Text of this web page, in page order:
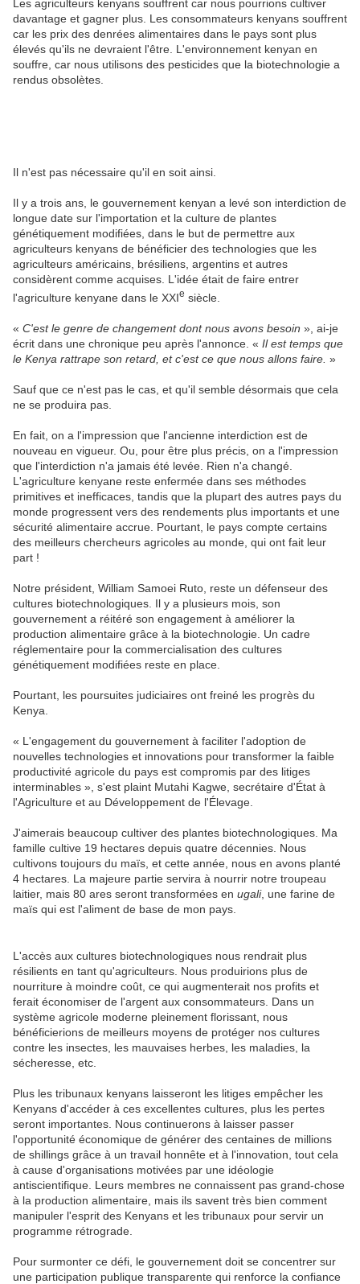
Les agriculteurs kenyans souffrent car nous pourrions cultiver
davantage et gagner plus. Les consommateurs kenyans souffrent
car les prix des denrées alimentaires dans le pays sont plus
élevés qu'ils ne devraient l'être. L'environnement kenyan en
souffre, car nous utilisons des pesticides que la biotechnologie a
rendus obsolètes.
Il n'est pas nécessaire qu'il en soit ainsi.
Il y a trois ans, le gouvernement kenyan a levé son interdiction de
longue date sur l'importation et la culture de plantes
génétiquement modifiées, dans le but de permettre aux
agriculteurs kenyans de bénéficier des technologies que les
agriculteurs américains, brésiliens, argentins et autres
considèrent comme acquises. L'idée était de faire entrer
l'agriculture kenyane dans le XXIe siècle.
« C'est le genre de changement dont nous avons besoin », ai-je
écrit dans une chronique peu après l'annonce. « Il est temps que
le Kenya rattrape son retard, et c'est ce que nous allons faire. »
Sauf que ce n'est pas le cas, et qu'il semble désormais que cela
ne se produira pas.
En fait, on a l'impression que l'ancienne interdiction est de
nouveau en vigueur. Ou, pour être plus précis, on a l'impression
que l'interdiction n'a jamais été levée. Rien n'a changé.
L'agriculture kenyane reste enfermée dans ses méthodes
primitives et inefficaces, tandis que la plupart des autres pays du
monde progressent vers des rendements plus importants et une
sécurité alimentaire accrue. Pourtant, le pays compte certains
des meilleurs chercheurs agricoles au monde, qui ont fait leur
part !
Notre président, William Samoei Ruto, reste un défenseur des
cultures biotechnologiques. Il y a plusieurs mois, son
gouvernement a réitéré son engagement à améliorer la
production alimentaire grâce à la biotechnologie. Un cadre
réglementaire pour la commercialisation des cultures
génétiquement modifiées reste en place.
Pourtant, les poursuites judiciaires ont freiné les progrès du
Kenya.
« L'engagement du gouvernement à faciliter l'adoption de
nouvelles technologies et innovations pour transformer la faible
productivité agricole du pays est compromis par des litiges
interminables », s'est plaint Mutahi Kagwe, secrétaire d'État à
l'Agriculture et au Développement de l'Élevage.
J'aimerais beaucoup cultiver des plantes biotechnologiques. Ma
famille cultive 19 hectares depuis quatre décennies. Nous
cultivons toujours du maïs, et cette année, nous en avons planté
4 hectares. La majeure partie servira à nourrir notre troupeau
laitier, mais 80 ares seront transformées en ugali, une farine de
maïs qui est l'aliment de base de mon pays.
L'accès aux cultures biotechnologiques nous rendrait plus
résilients en tant qu'agriculteurs. Nous produirions plus de
nourriture à moindre coût, ce qui augmenterait nos profits et
ferait économiser de l'argent aux consommateurs. Dans un
système agricole moderne pleinement florissant, nous
bénéficierions de meilleurs moyens de protéger nos cultures
contre les insectes, les mauvaises herbes, les maladies, la
sécheresse, etc.
Plus les tribunaux kenyans laisseront les litiges empêcher les
Kenyans d'accéder à ces excellentes cultures, plus les pertes
seront importantes. Nous continuerons à laisser passer
l'opportunité économique de générer des centaines de millions
de shillings grâce à un travail honnête et à l'innovation, tout cela
à cause d'organisations motivées par une idéologie
antiscientifique. Leurs membres ne connaissent pas grand-chose
à la production alimentaire, mais ils savent très bien comment
manipuler l'esprit des Kenyans et les tribunaux pour servir un
programme rétrograde.
Pour surmonter ce défi, le gouvernement doit se concentrer sur
une participation publique transparente qui renforce la confiance